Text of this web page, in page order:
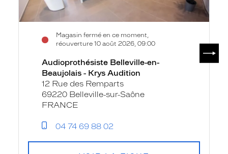
Magasin fermé en ce moment,
réouverture 10 août 2026, 09:00
Audioprothésiste Belleville-en-
Beaujolais - Krys Audition
12 Rue des Remparts
69220 Belleville-sur-Saône
FRANCE
04 74 69 88 02